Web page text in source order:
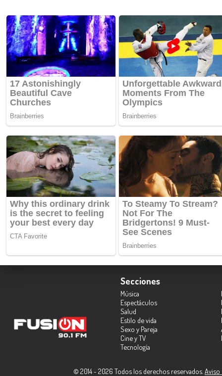
Secciones
Música
Espectáculos
Salud
Estilo de vida
Sexo y Pareja
Cine y TV
Tecnología
© 2014 - 2026 Todos los derechos reservados. Aviso